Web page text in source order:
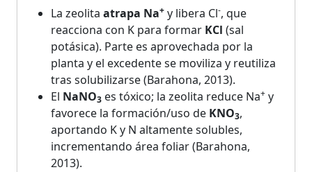
La zeolita atrapa Na+ y libera Cl-, que
reacciona con K para formar KCl (sal
potásica). Parte es aprovechada por la
planta y el excedente se moviliza y reutiliza
tras solubilizarse (Barahona, 2013).
El NaNO3 es tóxico; la zeolita reduce Na+ y
favorece la formación/uso de KNO3,
aportando K y N altamente solubles,
incrementando área foliar (Barahona,
2013).